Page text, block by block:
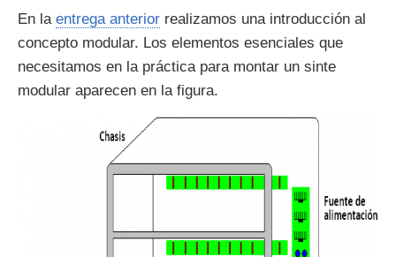
En la entrega anterior realizamos una introducción al
concepto modular. Los elementos esenciales que
necesitamos en la práctica para montar un sinte
modular aparecen en la figura.